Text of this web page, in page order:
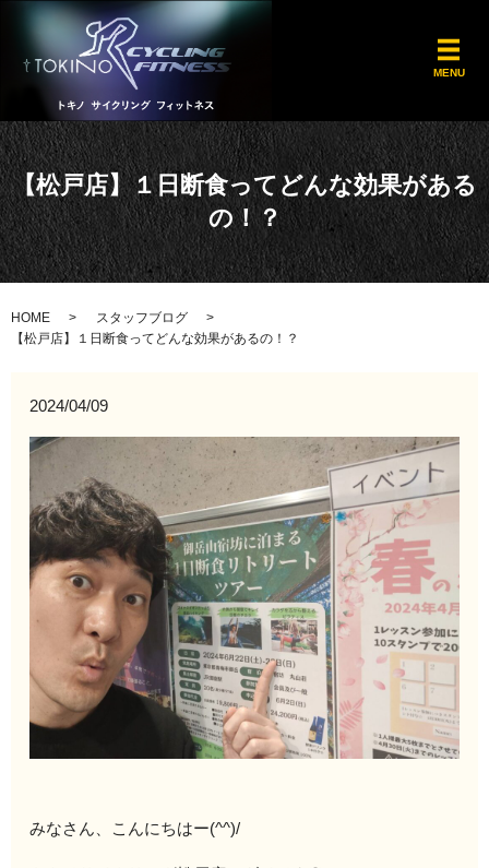
MENU
【松戸店】１日断食ってどんな効果がある
の！？
HOME
スタッフブログ
【松戸店】１日断食ってどんな効果があるの！？
2024/04/09
みなさん、こんにちはー(^^)/